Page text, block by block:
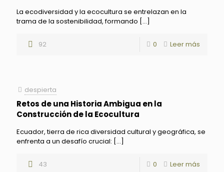
La ecodiversidad y la ecocultura se entrelazan en la
trama de la sostenibilidad, formando […]
92 0 Leer más
despierta
Retos de una Historia Ambigua en la
Construcción de la Ecocultura
Ecuador, tierra de rica diversidad cultural y geográfica, se
enfrenta a un desafío crucial: […]
43 0 Leer más